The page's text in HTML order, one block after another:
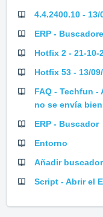
4.4.2400.10 - 13/
ERP -
Hotfix 2 - 21-10-
Hotfix 53 - 13/
FAQ - Techfun
no se envía
ERP - Buscador
Entorno
Añadir
Script - Abrir el